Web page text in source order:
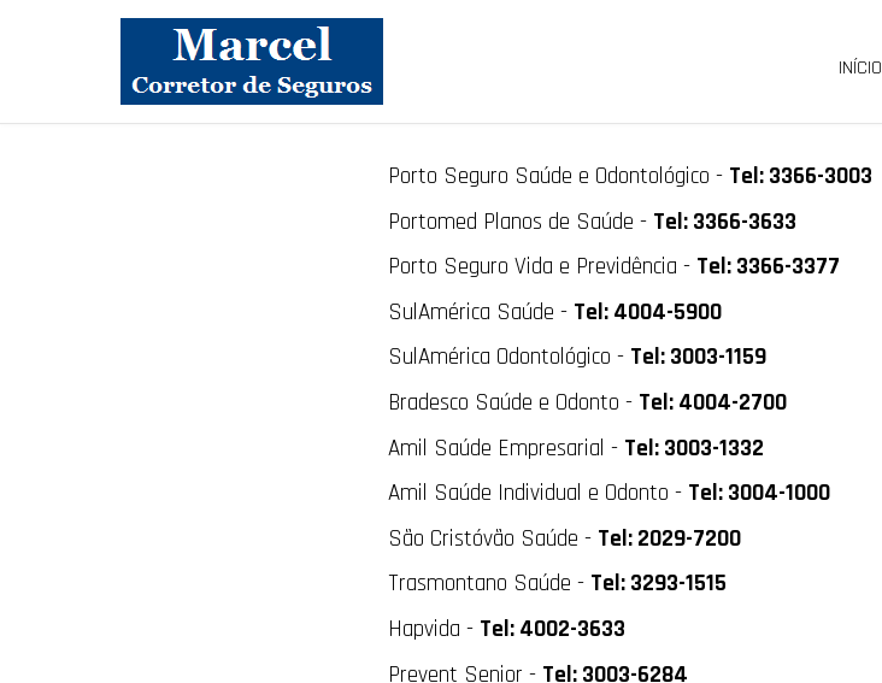
INÍCIO
Porto Seguro Saúde e Odontológico - Tel: 3366-3003
Portomed Planos de Saúde - Tel: 3366-3633
Porto Seguro Vida e Previdência - Tel: 3366-3377
SulAmérica Saúde - Tel: 4004-5900
SulAmérica Odontológico - Tel: 3003-1159
Bradesco Saúde e Odonto - Tel: 4004-2700
Amil Saúde Empresarial - Tel: 3003-1332
Amil Saúde Individual e Odonto - Tel: 3004-1000
São Cristóvão Saúde - Tel: 2029-7200
Trasmontano Saúde - Tel: 3293-1515
Hapvida - Tel: 4002-3633
Prevent Senior - Tel: 3003-6284